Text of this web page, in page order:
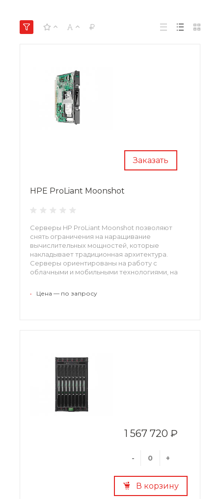
Заказать
HPE ProLiant Moonshot
Серверы HP ProLiant Moonshot позволяют
снять ограничения на наращивание
вычислительных мощностей, которые
накладывает традиционная архитектура.
Серверы ориентированы на работу с
облачными и мобильными технологиями, на
• Цена — по запросу
1 567 720 ₽
- +
В корзину